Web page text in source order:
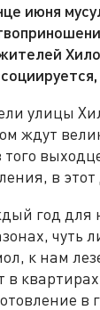
июня
улицы
ждут
того
в
год для
чуть
к нам
в
в